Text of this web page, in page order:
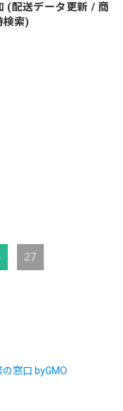
(配送データ更新 / 商
検索)
27